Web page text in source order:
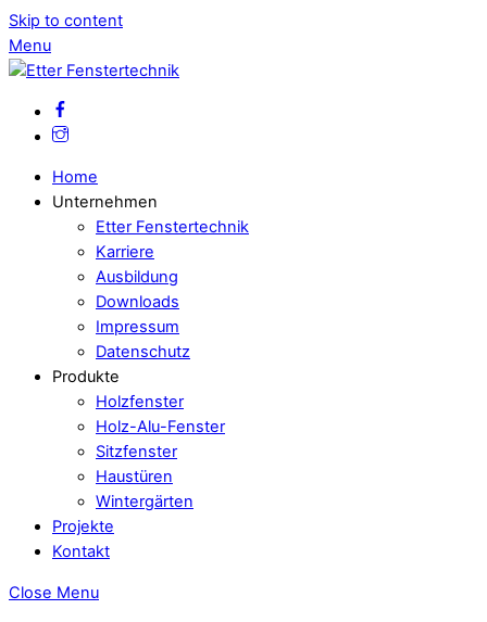
Skip to content
Menu
Home
Unternehmen
Etter Fenstertechnik
Karriere
Ausbildung
Downloads
Impressum
Datenschutz
Produkte
Holzfenster
Holz-Alu-Fenster
Sitzfenster
Haustüren
Wintergärten
Projekte
Kontakt
Close Menu